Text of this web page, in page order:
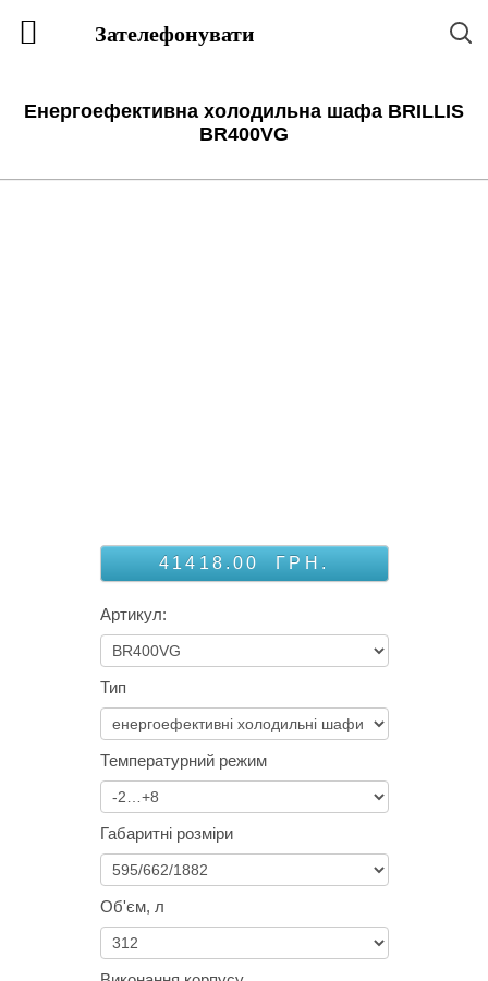
Енергоефективна холодильна шафа BRILLIS
BR400VG
41418.00 ГРН.
Артикул:
Тип
Температурний режим
Габаритні розміри
Об'єм, л
Зателефонувати